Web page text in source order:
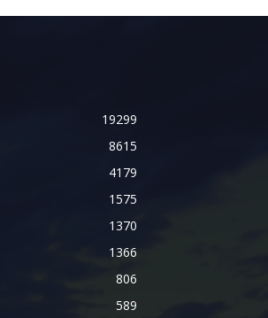
19299
8615
4179
1575
1370
1366
806
589